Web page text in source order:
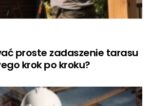
proste zadaszenie tarasu
krok po kroku?